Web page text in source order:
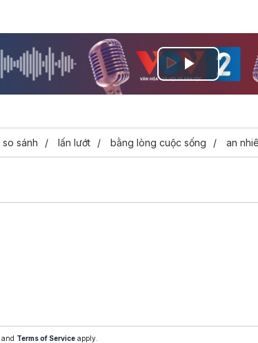
Play
so sánh lấn lướt bằng lòng cuộc sống an
and Terms of Service apply.